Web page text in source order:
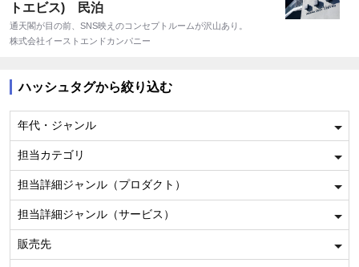
トエビス) 民泊
通天閣が目の前、SNS映えのコンセプトルームが沢山あり。
株式会社イーストエンドカンパニー
ハッシュタグから絞り込む
年代・ジャンル
担当カテゴリ
担当詳細ジャンル（プロダクト）
担当詳細ジャンル（サービス）
販売先